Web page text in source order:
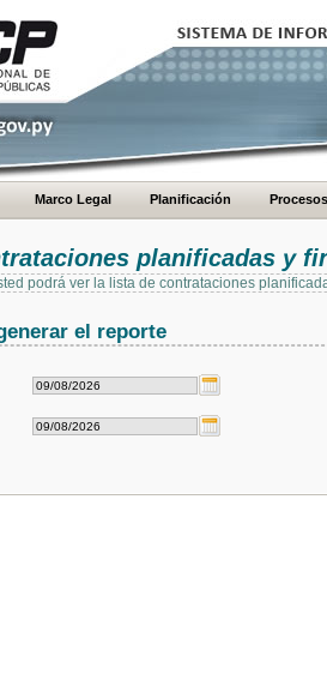
Marco Legal Planificación Procesos
planificadas y
podrá ver la lista de contrataciones
el reporte